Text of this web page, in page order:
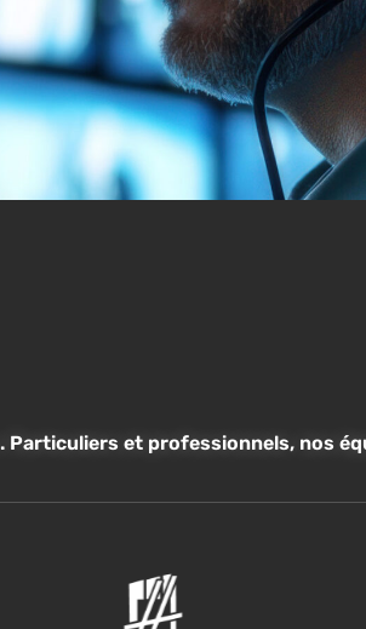
Particuliers et professionnels, nos